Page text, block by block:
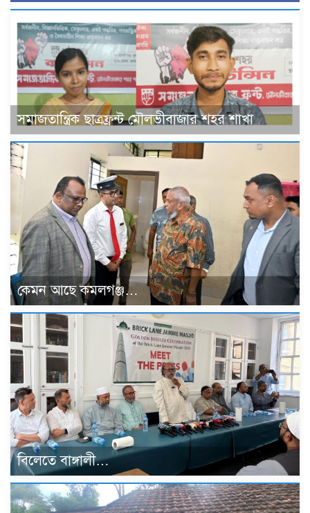
সমাজতান্ত্রিক ছাত্রফ্রন্ট মৌলভীবাজার শহর শাখা
কেমন আছে কমলগঞ্জ…
বিলেতে বাঙ্গালী…